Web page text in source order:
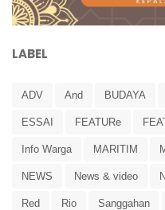
LABEL
ADV And BUDAYA
ESSAI FEATURe
Info Warga MARITIM
NEWS News & video
Red Rio Sanggahan